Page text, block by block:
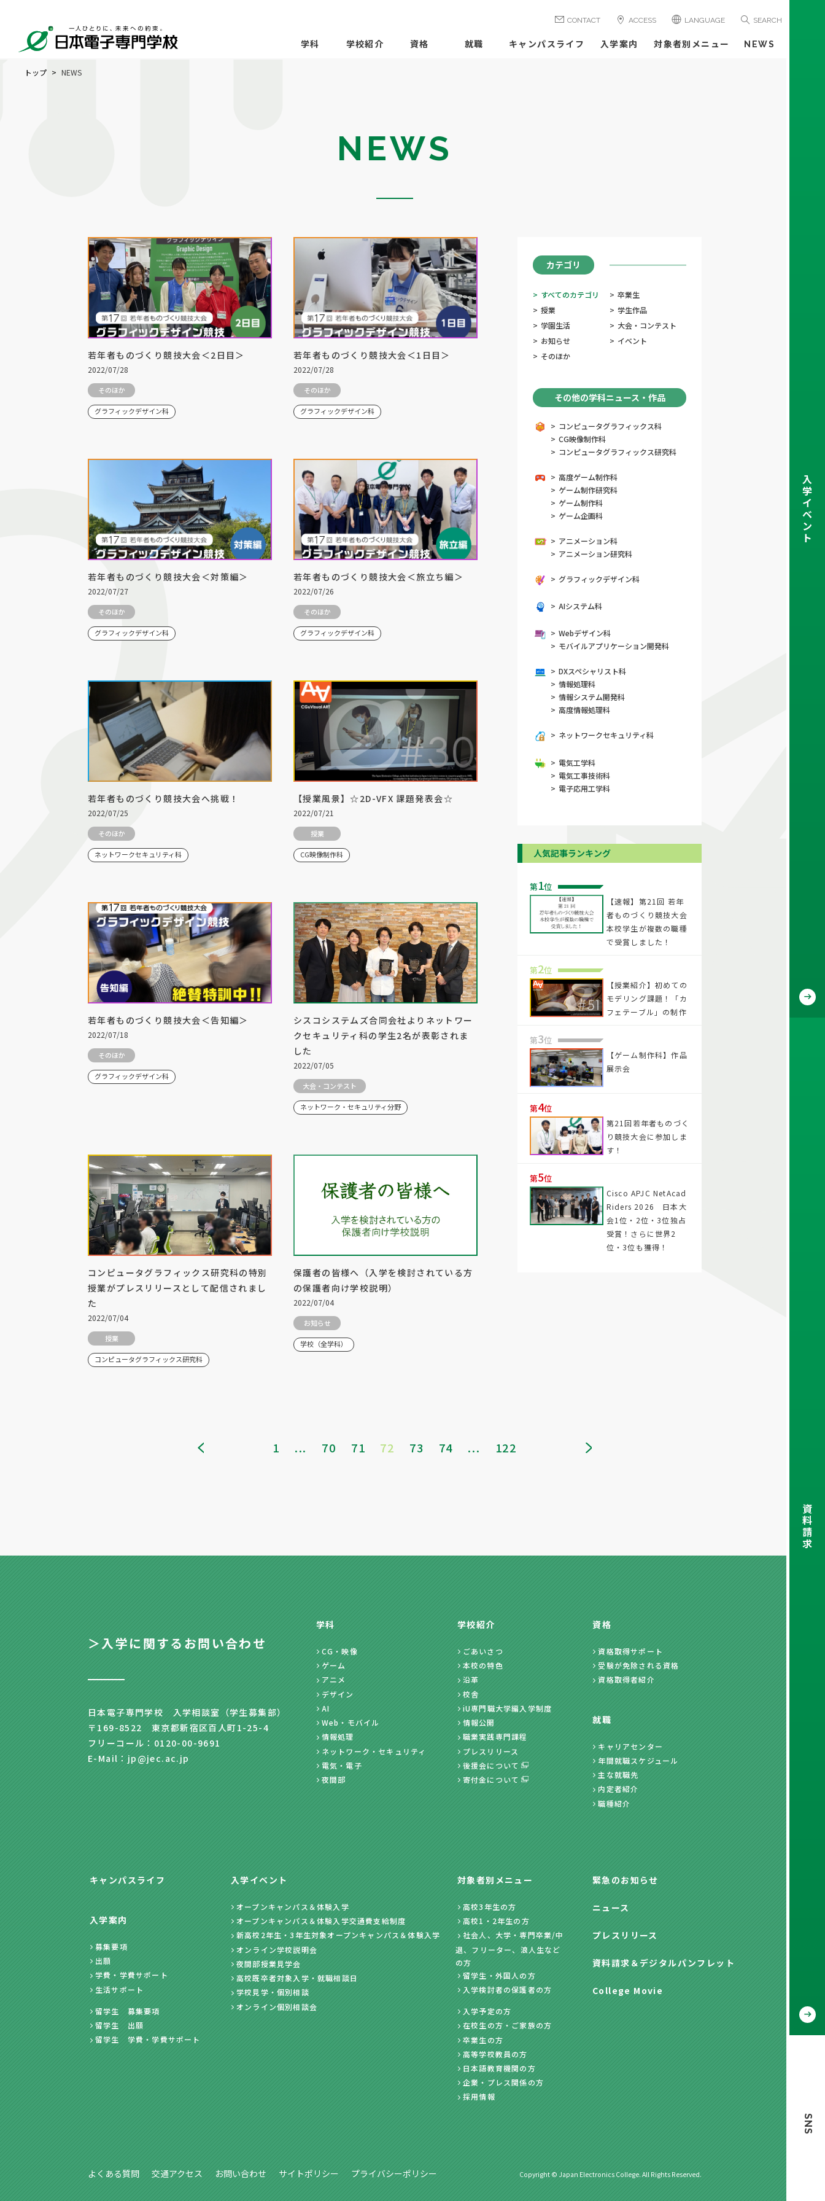
CONTACT ACCESS LANGUAGE SEARCH
学科 学校紹介 資格 就職 キャンパスライフ 入学案内 対象者別メニュー NEWS
トップ NEWS
NEWS
若年者ものづくり競技大会＜2日目＞
2022/07/28
そのほか
グラフィックデザイン科
若年者ものづくり競技大会＜1日目＞
2022/07/28
そのほか
グラフィックデザイン科
若年者ものづくり競技大会＜対策編＞
2022/07/27
そのほか
グラフィックデザイン科
若年者ものづくり競技大会＜旅立ち編＞
2022/07/26
そのほか
グラフィックデザイン科
若年者ものづくり競技大会へ挑戦！
2022/07/25
そのほか
ネットワークセキュリティ科
【授業風景】☆2D-VFX 課題発表会☆
2022/07/21
授業
CG映像制作科
若年者ものづくり競技大会＜告知編＞
2022/07/18
そのほか
グラフィックデザイン科
シスコシステムズ合同会社よりネットワー
クセキュリティ科の学生2名が表彰されま
した
2022/07/05
大会・コンテスト
ネットワーク・セキュリティ分野
コンピュータグラフィックス研究科の特別
授業がプレスリリースとして配信されまし
た
2022/07/04
授業
コンピュータグラフィックス研究科
保護者の皆様へ（入学を検討されている方
の保護者向け学校説明）
2022/07/04
お知らせ
学校（全学科）
1 ... 70 71 72 73 74 ... 122
カテゴリ
> すべてのカテゴリ > 卒業生
> 授業 > 学生作品
> 学園生活 > 大会・コンテスト
> お知らせ > イベント
> そのほか
その他の学科ニュース・作品
> コンピュータグラフィックス科
> CG映像制作科
> コンピュータグラフィックス研究科
> 高度ゲーム制作科
> ゲーム制作研究科
> ゲーム制作科
> ゲーム企画科
> アニメーション科
> アニメーション研究科
> グラフィックデザイン科
> AIシステム科
> Webデザイン科
> モバイルアプリケーション開発科
> DXスペシャリスト科
> 情報処理科
> 情報システム開発科
> 高度情報処理科
> ネットワークセキュリティ科
> 電気工学科
> 電気工事技術科
> 電子応用工学科
人気記事ランキング
第1位
【速報】第21回 若年
者ものづくり競技大会
本校学生が複数の職種
で受賞しました！
第2位
【授業紹介】初めての
モデリング課題！「カ
フェテーブル」の制作
第3位
【ゲーム制作科】作品
展示会
第4位
第21回若年者ものづく
り競技大会に参加しま
す！
第5位
Cisco APJC NetAcad
Riders 2026 日本大
会1位・2位・3位独占
受賞！さらに世界2
位・3位も獲得！
＞入学に関するお問い合わせ
日本電子専門学校 入学相談室（学生募集部）
〒169-8522 東京都新宿区百人町1-25-4
フリーコール：0120-00-9691
E-Mail：jp@jec.ac.jp
学科
CG・映像
ゲーム
アニメ
デザイン
AI
Web・モバイル
情報処理
ネットワーク・セキュリティ
電気・電子
夜間部
学校紹介
ごあいさつ
本校の特色
沿革
校舎
iU専門職大学編入学制度
情報公開
職業実践専門課程
プレスリリース
後援会について
寄付金について
資格
資格取得サポート
受験が免除される資格
資格取得者紹介
就職
キャリアセンター
年間就職スケジュール
主な就職先
内定者紹介
職種紹介
キャンパスライフ
入学案内
募集要項
出願
学費・学費サポート
生活サポート
留学生 募集要項
留学生 出願
留学生 学費・学費サポート
入学イベント
オープンキャンパス＆体験入学
オープンキャンパス＆体験入学交通費支給制度
新高校2年生・3年生対象オープンキャンパス＆体験入学
オンライン学校説明会
夜間部授業見学会
高校既卒者対象入学・就職相談日
学校見学・個別相談
オンライン個別相談会
対象者別メニュー
高校3年生の方
高校1・2年生の方
社会人、大学・専門卒業/中
退、フリーター、浪人生など
の方
留学生・外国人の方
入学検討者の保護者の方
入学予定の方
在校生の方・ご家族の方
卒業生の方
高等学校教員の方
日本語教育機関の方
企業・プレス関係の方
採用情報
緊急のお知らせ
ニュース
プレスリリース
資料請求 ＆デジタルパンフレット
College Movie
よくある質問 交通アクセス お問い合わせ サイトポリシー プライバシーポリシー Copyright © Japan Electronics College. All Rights Reserved.
入
学
イ
ベ
ン
ト
資
料
請
求
SNS